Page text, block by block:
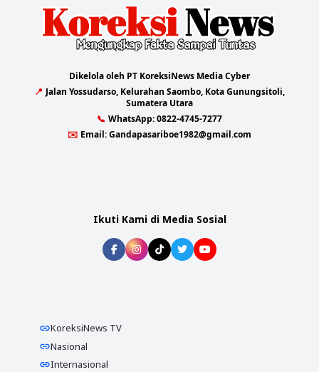
Dikelola oleh PT KoreksiNews Media Cyber
📍 Jalan Yossudarso, Kelurahan Saombo, Kota Gunungsitoli,
Sumatera Utara
📞 WhatsApp:0822-4745-7277
✉️ Email:Gandapasariboe1982@gmail.com
Ikuti Kami di Media Sosial
KoreksiNews TV
Nasional
Internasional